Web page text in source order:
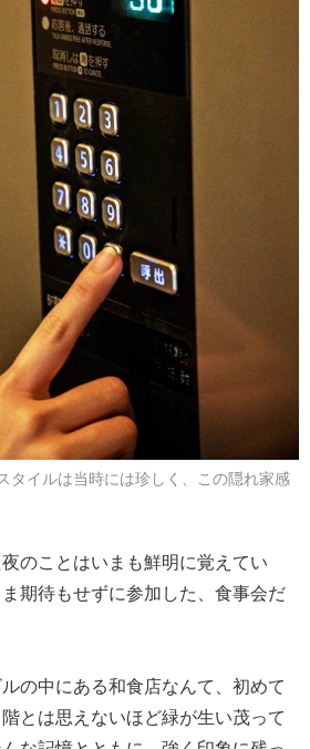
タイルは当時には珍しく、この隠れ家感
のことはいまも鮮明に覚えてい
期待もせずに参加した、食事会だ
の中にある和食店なんて、初めて
とは思えないほど緑が生い茂って